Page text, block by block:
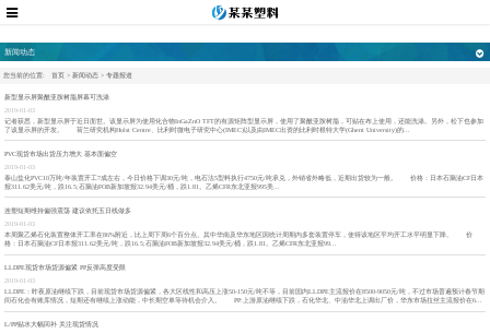
新闻动态
您当前的位置: 首页> 新闻动态 > 专题报道
新型显示屏聚酰亚胺树脂屏幕可洗涤
2019-01-03
记者获悉，新型显示屏于近日面世。该显示屏为使用化合物InGaZnO TFT的有源矩阵型显示屏，使用了聚酰亚胺树脂，可贴在布上使用，还能洗涤。另外，松下也参加
了该显示屏的开发。 荷兰研究机构Holst Centre、比利时微电子研究中心(IMEC)以及由IMEC出资的比利时根特大学(Ghent University)的...
PVC现货市场出货压力增大 基本面偏空
2019-01-03
泰山盐化PVC10万吨/年装置开工7成左右，今日价格下调30元/吨，电石法5型料执行4750元/吨承兑，外销省外略低，近期出货较为一般。 价格：日本石脑油CF日本
报311.62美元/吨，跌16.5;石脑油FOB新加坡报32.94美元/桶，跌1.81。乙烯CFR东北亚报995美...
连塑短期维持偏强震荡 建议依托五日线做多
2019-01-03
本周聚乙烯石化装置整体开工率在86%附近，比上周下周6个百分点。其中华南及华东地区因统计周期内多套装置停车，使得该地区平均开工水平明显下降。 价
格：日本石脑油CF日本报311.62美元/吨，跌16.5;石脑油FOB新加坡报32.94美元/桶，跌1.81。乙烯CFR东北亚报99...
LLDPE现货市场货源偏紧 PP反弹高度受限
2019-01-03
LLDPE：昨夜原油继续下跌，目前现货市场货源偏紧，各大区线性和高压上涨50-150元/吨不等，目前国内LLDPE主流报价在8500-9050元/吨，不过市场普遍预计春节期
间石化会有账库情况，短期还有继续上涨动能，中长期空单等待机会介入。 PP:上游原油继续下跌，石化华北、中油华北上调出厂价，华东市场拉丝主流报价在6...
L/PP贴水大幅回补 关注现货情况